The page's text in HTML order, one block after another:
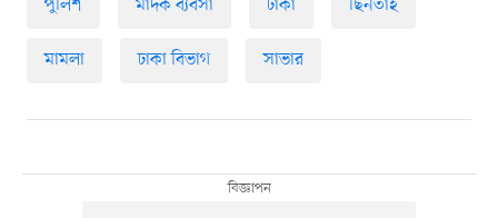
পুলিশ মাদক ব্যবসা ঢাকা ছিনতাই
মামলা ঢাকা বিভাগ সাভার